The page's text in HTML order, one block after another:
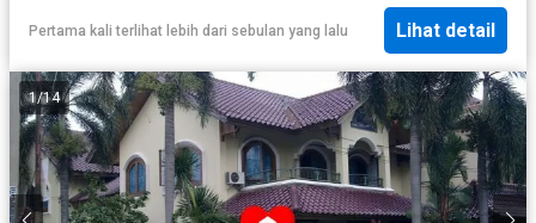
Pertama kali terlihat lebih dari sebulan yang lalu Lihat detail
1/14